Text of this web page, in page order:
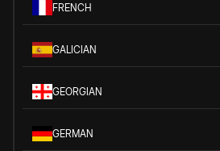
FRENCH
GALICIAN
GEORGIAN
GERMAN